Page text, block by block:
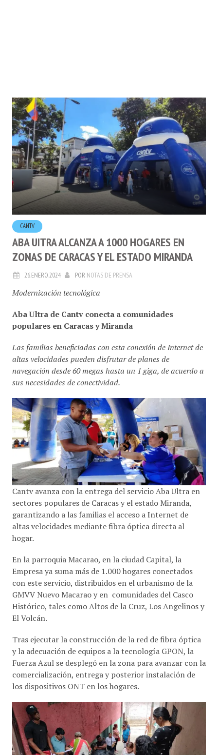
CANTV
ABA UITRA ALCANZA A 1000 HOGARES EN
ZONAS DE CARACAS Y EL ESTADO MIRANDA
26.ENERO.2024 POR NOTAS DE PRENSA
Modernización tecnológica
populares en Caracas y Miranda
altas velocidades pueden disfrutar de planes de
navegación desde 60 megas hasta un 1 giga, de acuerdo a
sus necesidades de conectividad.
Cantv avanza con la entrega del servicio Aba Ultra en
sectores populares de Caracas y el estado Miranda,
garantizando a las familias el acceso a Internet de
altas velocidades mediante fibra óptica directa al
hogar.
Empresa ya suma más de 1.000 hogares conectados
con este servicio, distribuidos en el urbanismo de la
GMVV Nuevo Macarao y en comunidades del Casco
Histórico, tales como Altos de la Cruz, Los Angelinos y
El Volcán.
y la adecuación de equipos a la tecnología GPON, la
Fuerza Azul se desplegó en la zona para avanzar con la
comercialización, entrega y posterior instalación de
los dispositivos ONT en los hogares.